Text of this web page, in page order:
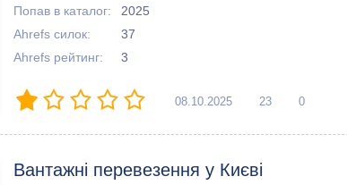
Попав в каталог:
2025
Ahrefs силок:
37
Ahrefs рейтинг:
3
08.10.2025 23 0
Вантажні перевезення у Києві